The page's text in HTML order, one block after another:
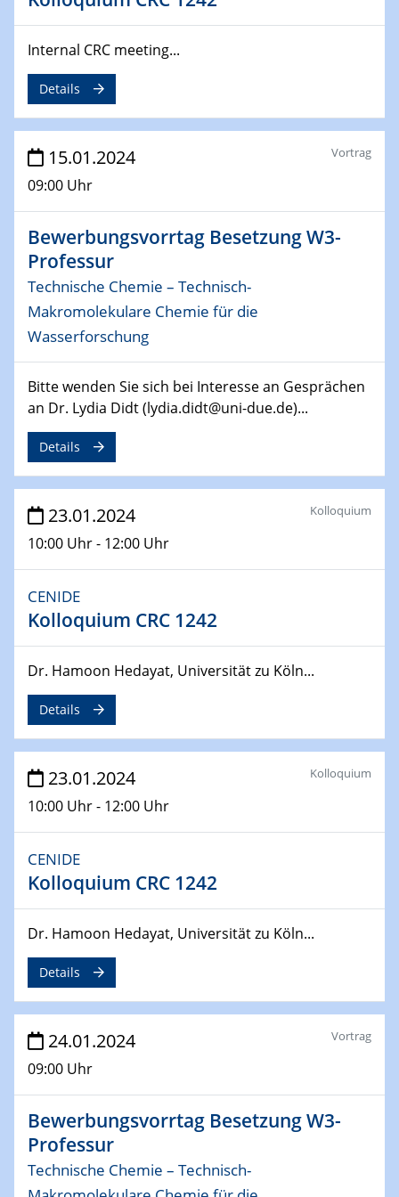
04.02.2024 - 05.02.2024
ZBT Wasserstofftage
Das Technikforum für Wirtschaft und Wissenschaft
Online-Veranstaltung „Verbundprojekte in
Horizont Europa: Ein Überblick“
13.02.2024
Electrocatalysis as a Major Enabling
Technology for Decarbonization
ZBT
14.02.2024
"Lhyfe - Produzent und Lieferant von
grünem und erneuerbarem Wasserstoff.
14.02.2024 - 16.02.2024
SFB 247
Jahrestreffen
Podcast-Workshop
Online-Kick-Off
Dynamics of sessile drops in channel flow
ZBT
07.03.2024
Liquid Organic Hydrogen Carriers (LOHC)
ZBT
Microscope Techniques in Materials
Research
From Micro to Nano Analysis
CENIDE & WIN Seminar Series on 2D-
MATURE
Speaker: Jonathan Coleman (Trinity College Dublin)
Kooperationsseminar | Elektrolyse und
Brennstoffzellen
15.04.2024
Online Workshop
Ben Gurion University
25.04.2024
CENIDE & WIN Seminar Series on 2D-
MATURE
Speaker: Albert Dato (Harvey Mudd College)
Internal CRC meeting...
Details
15.01.2024
09:00 Uhr
Vortrag
Bewerbungsvorrtag Besetzung W3-
Professur
Technische Chemie – Technisch-
Makromolekulare Chemie für die
Wasserforschung
Bitte wenden Sie sich bei Interesse an Gesprächen
an Dr. Lydia Didt (lydia.didt@uni-due.de)...
Details
23.01.2024
10:00 Uhr - 12:00 Uhr
Kolloquium
CENIDE
Kolloquium CRC 1242
Dr. Hamoon Hedayat, Universität zu Köln...
Details
23.01.2024
10:00 Uhr - 12:00 Uhr
Kolloquium
CENIDE
Kolloquium CRC 1242
Dr. Hamoon Hedayat, Universität zu Köln...
Details
24.01.2024
09:00 Uhr
Vortrag
Bewerbungsvorrtag Besetzung W3-
Professur
Technische Chemie – Technisch-